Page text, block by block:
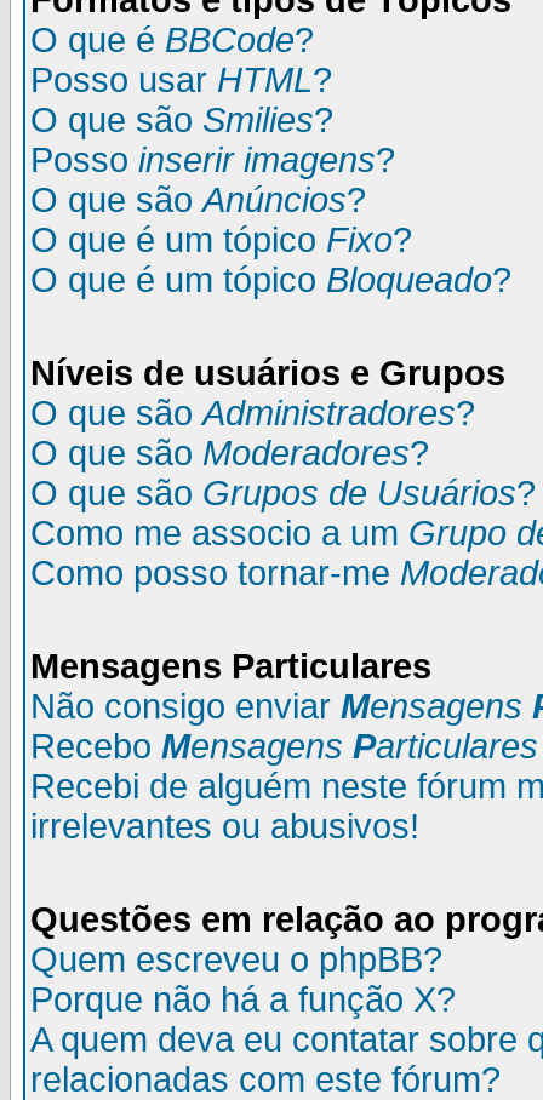
O que é BBCode?
Posso usar HTML?
O que são Smilies?
Posso inserir imagens?
O que sãoAnúncios?
O que é um tópico Fixo?
O que é um tópico Bloqueado?
Níveis de usuários e Grupos
O que sãoAdministradores?
O que são Moderadores?
O que são Grupos de Usuários?
Como me associo a um Grupo
Como posso tornar-me
Mensagens Particulares
Não consigo enviar Mensagens
Recebo Mensagens Particulares
Recebi de alguém neste fórum
irrelevantes ou abusivos!
Questões em relação ao
Quem escreveu o phpBB?
Porque não há a função X?
A quem deva eu contatar sobre
relacionadas com este fórum?